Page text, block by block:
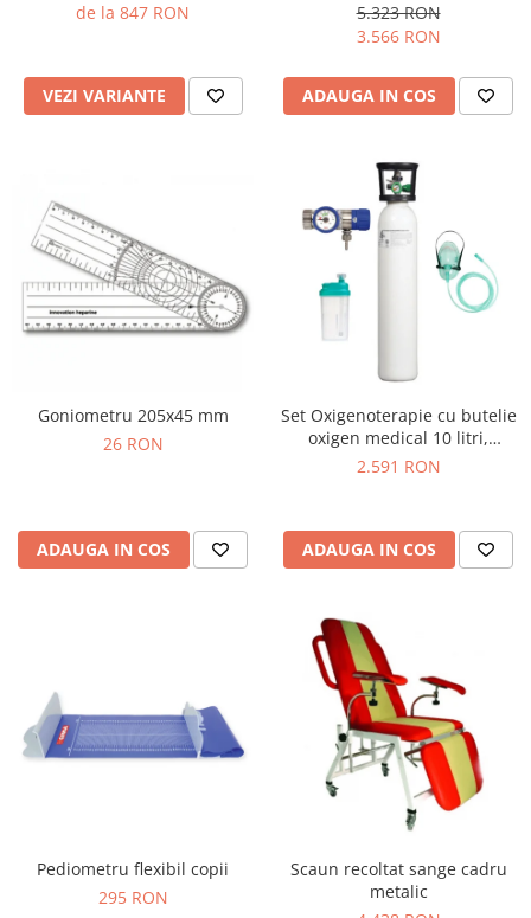
de la 847 RON
VEZI VARIANTE
5.323 RON
3.566 RON
ADAUGA IN COS
Goniometru 205x45 mm
26 RON
ADAUGA IN COS
Set Oxigenoterapie cu butelie
oxigen medical 10 litri,
reductor de presiune,
2.591 RON
ADAUGA IN COS
Pediometru flexibil copii
295 RON
Scaun recoltat sange cadru
metalic